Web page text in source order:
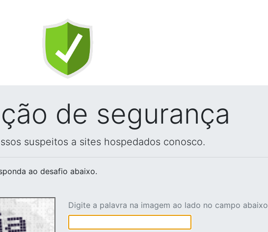
de segurança
suspeitos a sites hospedados conosco.
ao desafio abaixo.
Digite a palavra na imagem ao lado no campo abaixo